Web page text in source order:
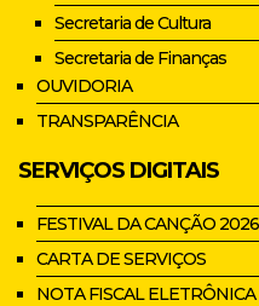
Secretaria de Cultura
Secretaria de Finanças
OUVIDORIA
TRANSPARÊNCIA
SERVIÇOS DIGITAIS
FESTIVAL DA CANÇÃO 2026
CARTA DE SERVIÇOS
NOTA FISCAL ELETRÔNICA